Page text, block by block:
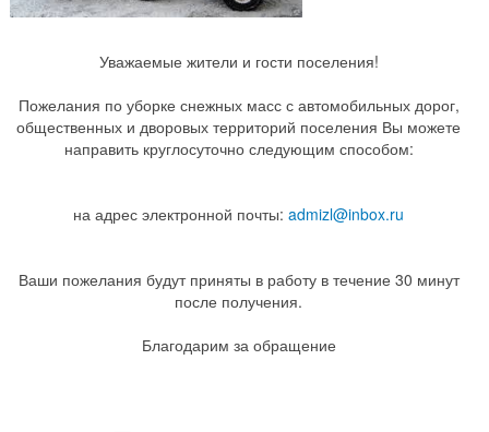
Уважаемые жители и гости поселения!
Пожелания по уборке снежных масс с автомобильных дорог,
общественных и дворовых территорий поселения Вы можете
направить круглосуточно следующим способом:
на адрес электронной почты: admizl@inbox.ru
Ваши пожелания будут приняты в работу в течение 30 минут
после получения.
Благодарим за обращение